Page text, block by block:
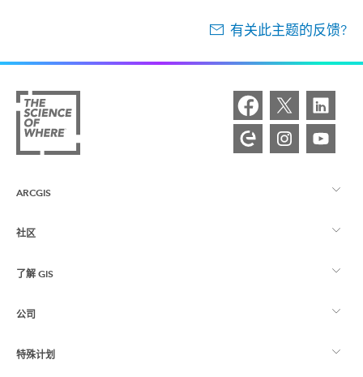
有关此主题的反馈?
ARCGIS
ArcGIS 概览
制图
社区
Esri 社区
ArcGIS 博客
了解 GIS
什么是 GIS？
位置智能
公司
关于 Esri
特殊计划